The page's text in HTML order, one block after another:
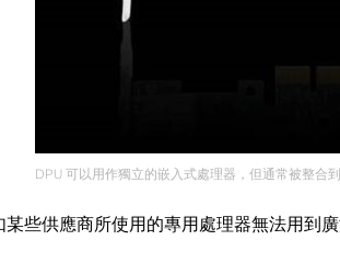
DPU 可以用作獨立的嵌入式處理器，但通常被整合
某些供應商所使用的專用處理器無法用到